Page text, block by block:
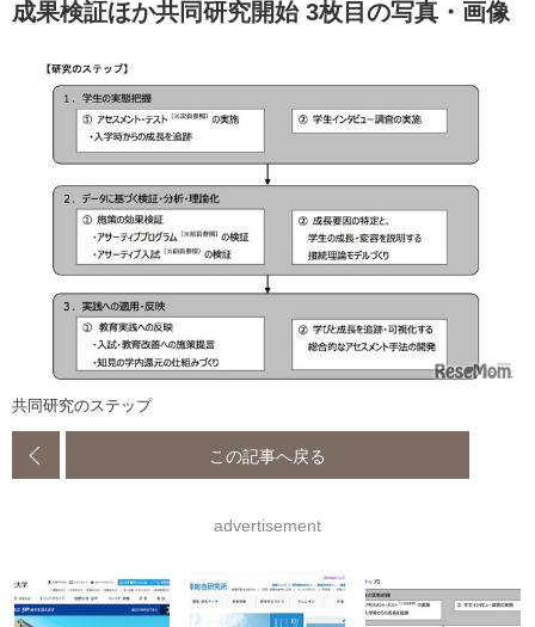
成果検証ほか共同研究開始 3枚目の写真・画像
共同研究のステップ
この記事へ戻る
advertisement